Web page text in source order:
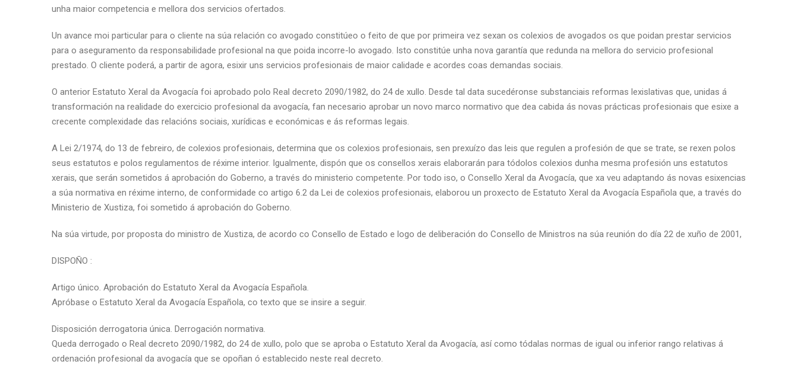
unha maior competencia e mellora dos servicios ofertados.
Un avance moi particular para o cliente na súa relación co avogado constitúeo o feito de que por primeira vez sexan os colexios de avogados os que poidan prestar servicios
para o aseguramento da responsabilidade profesional na que poida incorre-lo avogado. Isto constitúe unha nova garantía que redunda na mellora do servicio profesional
prestado. O cliente poderá, a partir de agora, esixir uns servicios profesionais de maior calidade e acordes coas demandas sociais.
O anterior Estatuto Xeral da Avogacía foi aprobado polo Real decreto 2090/1982, do 24 de xullo. Desde tal data sucedéronse substanciais reformas lexislativas que, unidas á
transformación na realidade do exercicio profesional da avogacía, fan necesario aprobar un novo marco normativo que dea cabida ás novas prácticas profesionais que esixe a
crecente complexidade das relacións sociais, xurídicas e económicas e ás reformas legais.
A Lei 2/1974, do 13 de febreiro, de colexios profesionais, determina que os colexios profesionais, sen prexuízo das leis que regulen a profesión de que se trate, se rexen polos
seus estatutos e polos regulamentos de réxime interior. Igualmente, dispón que os consellos xerais elaborarán para tódolos colexios dunha mesma profesión uns estatutos
xerais, que serán sometidos á aprobación do Goberno, a través do ministerio competente. Por todo iso, o Consello Xeral da Avogacía, que xa veu adaptando ás novas esixencias
a súa normativa en réxime interno, de conformidade co artigo 6.2 da Lei de colexios profesionais, elaborou un proxecto de Estatuto Xeral da Avogacía Española que, a través do
Ministerio de Xustiza, foi sometido á aprobación do Goberno.
Na súa virtude, por proposta do ministro de Xustiza, de acordo co Consello de Estado e logo de deliberación do Consello de Ministros na súa reunión do día 22 de xuño de 2001,
DISPOÑO :
Artigo único. Aprobación do Estatuto Xeral da Avogacía Española.
Apróbase o Estatuto Xeral da Avogacía Española, co texto que se insire a seguir.
Disposición derrogatoria única. Derrogación normativa.
Queda derrogado o Real decreto 2090/1982, do 24 de xullo, polo que se aproba o Estatuto Xeral da Avogacía, así como tódalas normas de igual ou inferior rango relativas á
ordenación profesional da avogacía que se opoñan ó establecido neste real decreto.